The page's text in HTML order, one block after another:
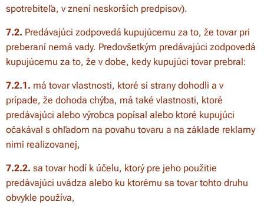
spotrebiteľa, v znení neskorších predpisov).
7.2. Predávajúci zodpovedá kupujúcemu za to, že tovar pri
preberaní nemá vady. Predovšetkým predávajúci zodpovedá
kupujúcemu za to, že v dobe, kedy kupujúci tovar prebral:
7.2.1. má tovar vlastnosti, ktoré si strany dohodli a v
prípade, že dohoda chýba, má také vlastnosti, ktoré
predávajúci alebo výrobca popísal alebo ktoré kupujúci
očakával s ohľadom na povahu tovaru a na základe reklamy
nimi realizovanej,
7.2.2. sa tovar hodí k účelu, ktorý pre jeho použitie
predávajúci uvádza alebo ku ktorému sa tovar tohto druhu
obvykle používa,